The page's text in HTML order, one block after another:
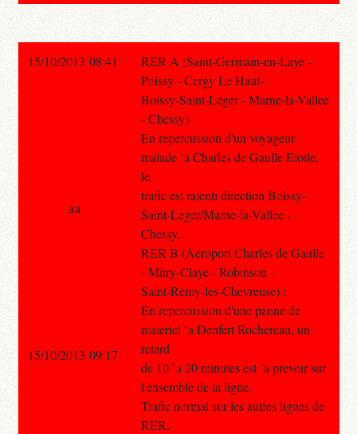
15/10/2013 08:41
RER A (Saint-Germain-en-Laye -
Poissy - Cergy Le Haut-
Boissy-Saint-Leger - Marne-la-Vallee
- Chessy) :
En repercussion d'un voyageur
malade `a Charles de Gaulle Etoile,
le
trafic est ralenti direction Boissy-
Saint-Leger/Marne-la-Vallee -
Chessy.
RER B (Aeroport Charles de Gaulle
- Mitry-Claye - Robinson -
Saint-Remy-les-Chevreuse) :
En repercussion d'une panne de
materiel `a Denfert Rochereau, un
retard
de 10 `a 20 minutes est `a prevoir sur
l'ensemble de la ligne.
Trafic normal sur les autres lignes de
RER.
au
15/10/2013 09:17